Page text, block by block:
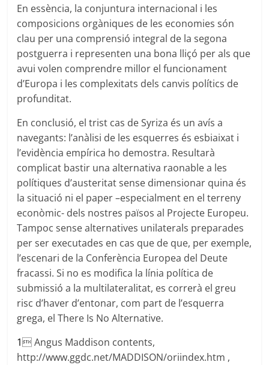
En essència, la conjuntura internacional i les
composicions orgàniques de les economies són
clau per una comprensió integral de la segona
postguerra i representen una bona lliçó per als que
avui volen comprendre millor el funcionament
d’Europa i les complexitats dels canvis polítics de
profunditat.
En conclusió, el trist cas de Syriza és un avís a
navegants: l’anàlisi de les esquerres és esbiaixat i
l’evidència empírica ho demostra. Resultarà
complicat bastir una alternativa raonable a les
polítiques d’austeritat sense dimensionar quina és
la situació ni el paper –especialment en el terreny
econòmic- dels nostres països al Projecte Europeu.
Tampoc sense alternatives unilaterals preparades
per ser executades en cas que de que, per exemple,
l’escenari de la Conferència Europea del Deute
fracassi. Si no es modifica la línia política de
submissió a la multilateralitat, es correrà el greu
risc d’haver d’entonar, com part de l’esquerra
grega, el There Is No Alternative.
1 Angus Maddison contents,
http://www.ggdc.net/MADDISON/oriindex.htm ,